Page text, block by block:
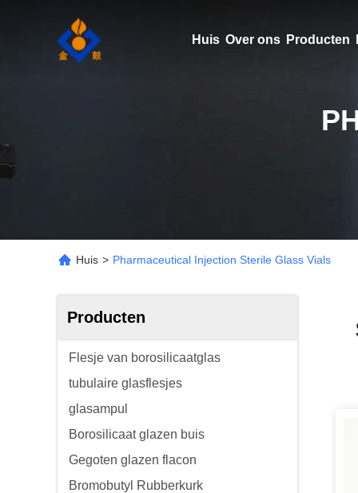
Huis Over ons Producten
Huis > Pharmaceutical Injection Sterile Glass Vials
Producten
Flesje van borosilicaatglas
tubulaire glasflesjes
glasampul
Borosilicaat glazen buis
Gegoten glazen flacon
Bromobutyl Rubberkurk